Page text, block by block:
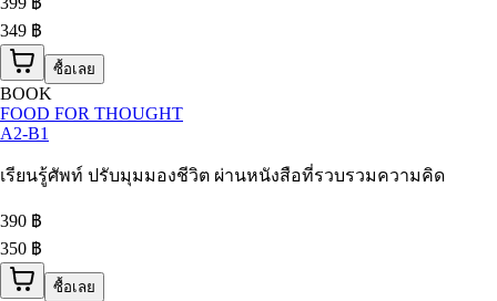
349 ฿
ซื้อเลย
BOOK
FOOD FOR THOUGHT
A2-B1
เรียนรู้ศัพท์ ปรับมุมมองชีวิต ผ่านหนังสือที่รวบรวมความคิด
390 ฿
350 ฿
ซื้อเลย